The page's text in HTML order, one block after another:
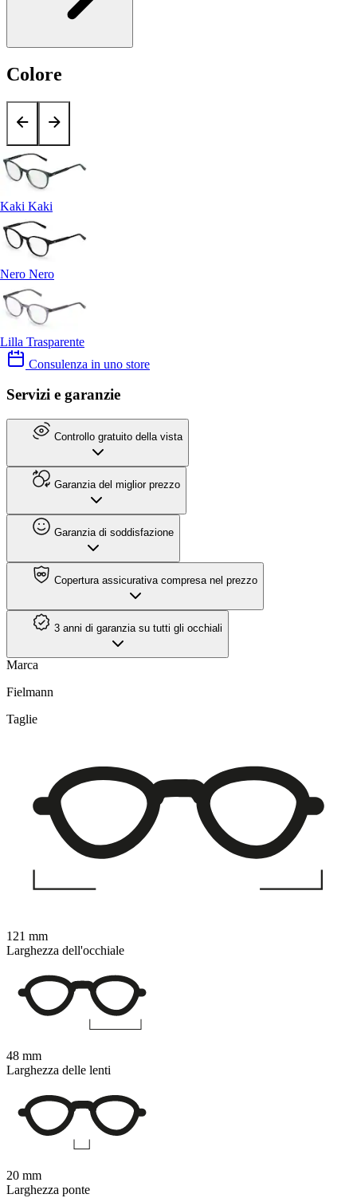
Colore
Kaki Kaki
Nero Nero
Lilla Trasparente
Consulenza in uno store
Servizi e garanzie
Controllo gratuito della vista
Garanzia del miglior prezzo
Garanzia di soddisfazione
Copertura assicurativa compresa nel prezzo
3 anni di garanzia su tutti gli occhiali
Marca
Fielmann
Taglie
121 mm
Larghezza dell'occhiale
48 mm
Larghezza delle lenti
20 mm
Larghezza ponte